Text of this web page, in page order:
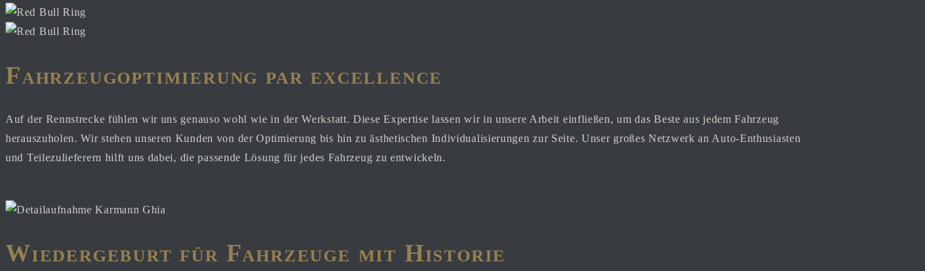
Fahrzeugoptimierung par excellence
Auf der Rennstrecke fühlen wir uns genauso wohl wie in der Werkstatt. Diese Expertise lassen wir in unsere Arbeit einfließen, um das Beste aus jedem Fahrzeug
herauszuholen. Wir stehen unseren Kunden von der Optimierung bis hin zu ästhetischen Individualisierungen zur Seite. Unser großes Netzwerk an Auto-Enthusiasten
und Teilezulieferern hilft uns dabei, die passende Lösung für jedes Fahrzeug zu entwickeln.
Wiedergeburt für Fahrzeuge mit Historie